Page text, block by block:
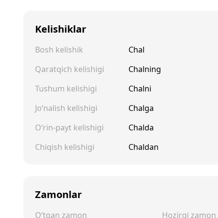
Kelishiklar
Bosh kelishik
Chal
Qaratqich kelishigi
Chalning
Tushum kelishigi
Chalni
Jo‘nalish kelishigi
Chalga
O‘rin-payt kelishigi
Chalda
Chiqish kelishigi
Chaldan
Zamonlar
O‘tgan zamon
Hozirgi zamon